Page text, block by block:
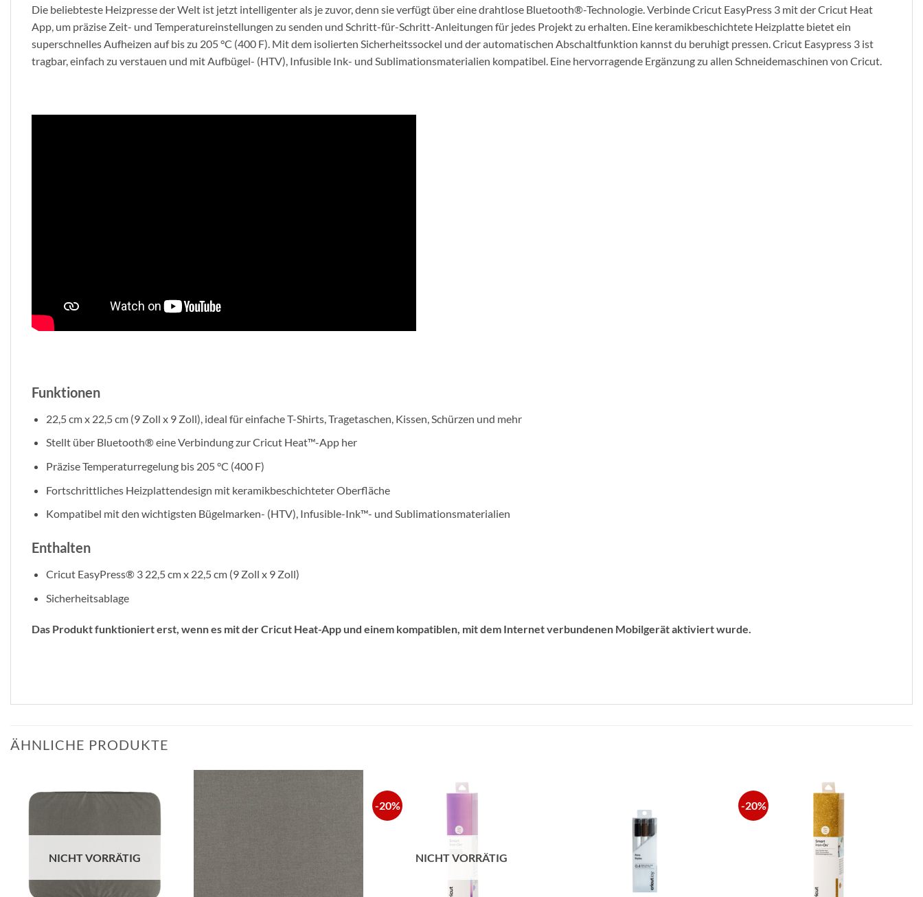
Die beliebteste Heizpresse der Welt ist jetzt intelligenter als je zuvor, denn sie verfügt über eine drahtlose Bluetooth®-Technologie. Verbinde Cricut EasyPress 3 mit der Cricut Heat
App, um präzise Zeit- und Temperatureinstellungen zu senden und Schritt-für-Schritt-Anleitungen für jedes Projekt zu erhalten. Eine keramikbeschichtete Heizplatte bietet ein
superschnelles Aufheizen auf bis zu 205 °C (400 F). Mit dem isolierten Sicherheitssockel und der automatischen Abschaltfunktion kannst du beruhigt pressen. Cricut Easypress 3 ist
tragbar, einfach zu verstauen und mit Aufbügel- (HTV), Infusible Ink- und Sublimationsmaterialien kompatibel. Eine hervorragende Ergänzung zu allen Schneidemaschinen von Cricut.
Funktionen
22,5 cm x 22,5 cm (9 Zoll x 9 Zoll), ideal für einfache T-Shirts, Tragetaschen, Kissen, Schürzen und mehr
Stellt über Bluetooth® eine Verbindung zur Cricut Heat™-App her
Präzise Temperaturregelung bis 205 °C (400 F)
Fortschrittliches Heizplattendesign mit keramikbeschichteter Oberfläche
Kompatibel mit den wichtigsten Bügelmarken- (HTV), Infusible-Ink™- und Sublimationsmaterialien
Enthalten
Cricut EasyPress® 3 22,5 cm x 22,5 cm (9 Zoll x 9 Zoll)
Sicherheitsablage
Das Produkt funktioniert erst, wenn es mit der Cricut Heat-App und einem kompatiblen, mit dem Internet verbundenen Mobilgerät aktiviert wurde.
ÄHNLICHE PRODUKTE
NICHT VORRÄTIG
-20%
NICHT VORRÄTIG
-20%